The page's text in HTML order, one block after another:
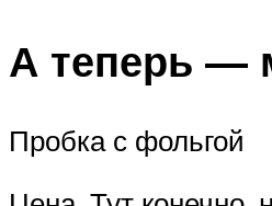
А теперь —
Пробка с фольгой